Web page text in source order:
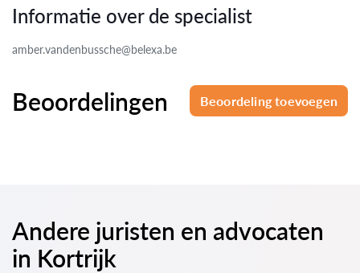
Informatie over de specialist
amber.vandenbussche@belexa.be
Beoordelingen Beoordeling toevoegen
Andere juristen en advocaten
in Kortrijk